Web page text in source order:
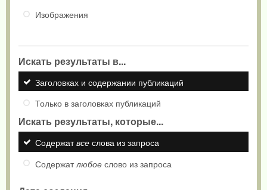
Изображения
Искать результаты в...
Заголовках и содержании публикаций
Только в заголовках публикаций
Искать результаты, которые...
Содержатвсе слова из запроса
Содержатлюбое слово из запроса